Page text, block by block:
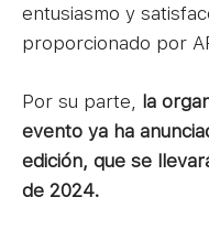
entusiasmo y
proporcionado por
Por su parte, la
evento ya ha
edición, que se
de 2024.